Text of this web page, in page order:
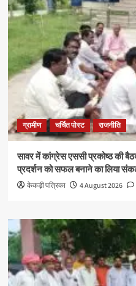
ग्रामीण चर्चित पोस्ट राजनीति
सावर में कांग्रेस एससी प्रकोष्ठ की
प्रदर्शन को सफल बनाने का लिया
केकड़ी पत्रिका 4 August 2026